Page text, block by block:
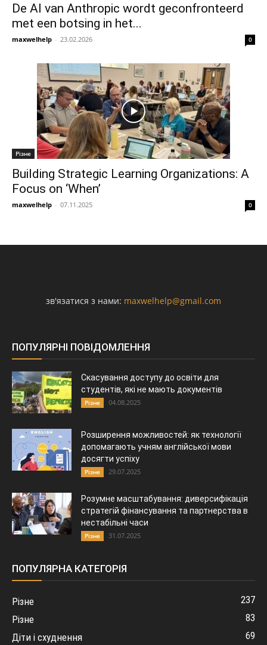
De AI van Anthropic wordt geconfronteerd
met een botsing in het...
maxwelhelp - 23.02.2026 0
Різне
Building Strategic Learning Organizations: A
Focus on ‘When’
maxwelhelp - 07.11.2025 0
зв'язатися з нами: maxwelhelp@gmail.com
ПОПУЛЯРНІ ПОВІДОМЛЕННЯ
Скасування доступу до освіти для
студентів, які не мають документів
Різне 04.08.2025
Розширення можливостей: як технології
допомагають учням англійської мови
досягти успіху
Різне 29.07.2025
Розумне масштабування: диверсифікація
стратегій фінансування та партнерства в
нестабільні часи
Різне 31.07.2025
ПОПУЛЯРНА КАТЕГОРІЯ
Різне
237
Різне
83
Діти і схуднення
69